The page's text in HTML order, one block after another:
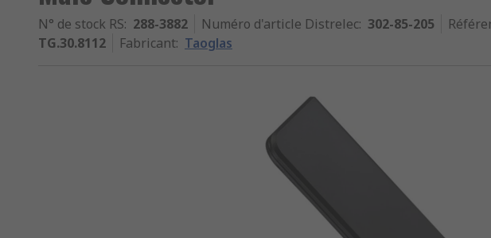
N° de stock RS: 288-3882 Numéro d'article Distrelec: 302-85-205
TG.30.8112
Fabricant: Taoglas